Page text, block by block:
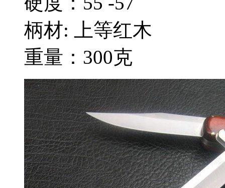
柄材: 上等红木
重量：300克